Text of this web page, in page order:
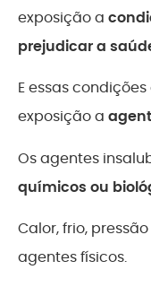
exposição a
prejudicar a
E essas
exposição a
Os agentes
químicos ou
Calor, frio,
agentes físicos.